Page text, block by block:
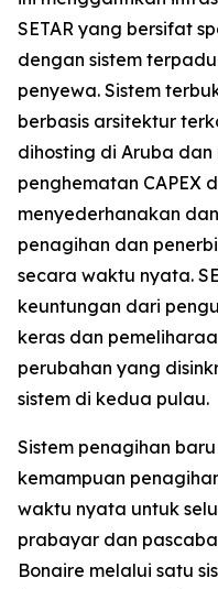
SETAR yang bersifat
dengan sistem
penyewa. Sistem
berbasis arsitektur
dihosting di Aruba
penghematan CAPEX
menyederhanakan
penagihan dan
secara waktu nyata.
keuntungan dari
keras dan
perubahan yang
sistem di kedua pulau.
Sistem penagihan
kemampuan
waktu nyata untuk
prabayar dan
Bonaire melalui satu